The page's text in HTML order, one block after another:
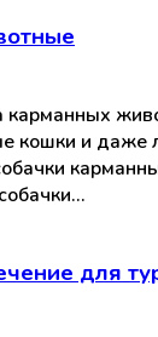
карманных
кошки и даже
для